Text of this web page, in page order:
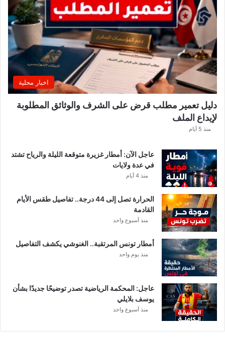
اخبار محلية
دليل تعمير مطلب قرض على الشرف والوثائق المطلوبة
لإيداع الملف
منذ 5 أيام
عاجل الآن: أمطار غزيرة متوقعة الليلة والرياح تشتد
في عدة ولايات
منذ 4 أيام
الحرارة تصل إلى 44 درجة.. تفاصيل طقس الأيام
القادمة
منذ أسبوع واحد
أمطار تونس المرتقبة.. الغنوشي يكشف التفاصيل
منذ يوم واحد
عاجل: المحكمة الرياضية تصدر توضيحًا جديدًا بشأن
يوسف بلايلي
منذ أسبوع واحد